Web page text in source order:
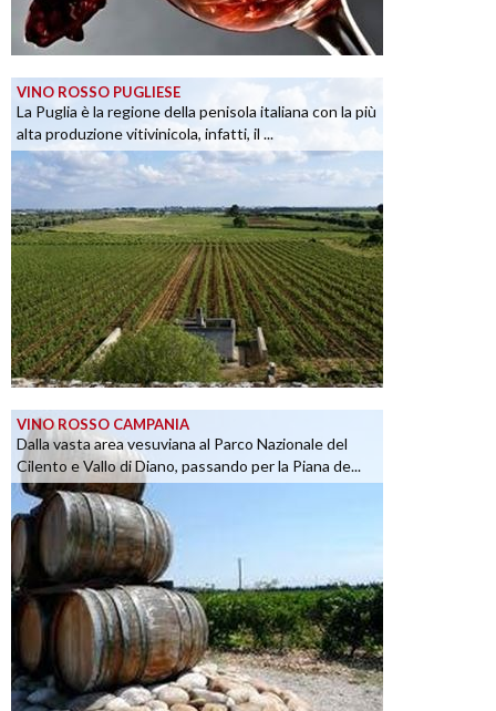
VINO ROSSO PUGLIESE
La Puglia è la regione della penisola italiana con la più
alta produzione vitivinicola, infatti, il ...
VINO ROSSO CAMPANIA
Dalla vasta area vesuviana al Parco Nazionale del
Cilento e Vallo di Diano, passando per la Piana de...